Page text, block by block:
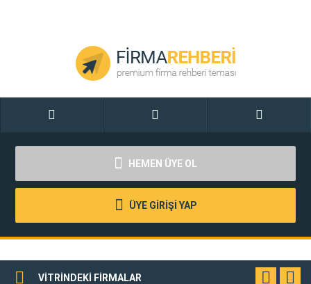
HEMEN ÜYE OL
ÜYE GİRİŞİ YAP
VİTRİNDEKİ FİRMALAR